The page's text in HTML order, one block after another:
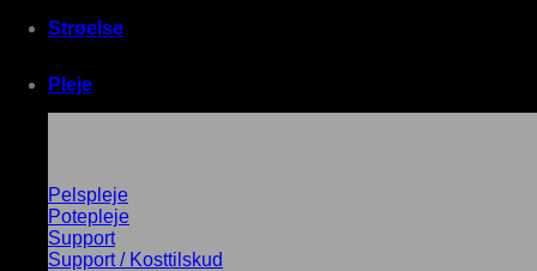
Strøelse
Pleje
Pelspleje
Potepleje
Support
Support / Kosttilskud